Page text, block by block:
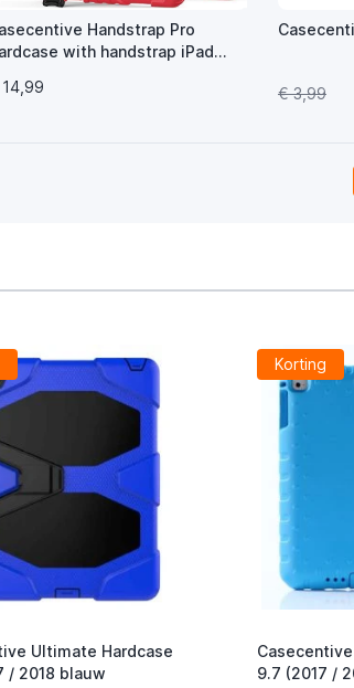
Handstrap Pro
with handstrap iPad
€ 3,99
Ultimate Hardcase
/ 2018 blauw
Korting
9.7 (2017 /